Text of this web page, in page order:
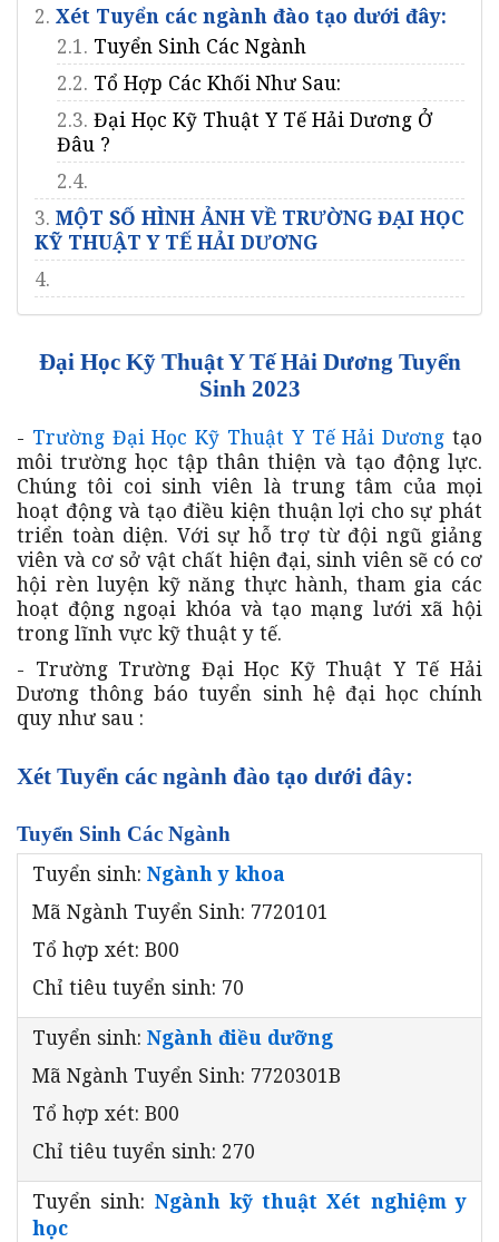
2. Xét Tuyển các ngành đào tạo dưới đây:
2.1. Tuyển Sinh Các Ngành
2.2. Tổ Hợp Các Khối Như Sau:
2.3. Đại Học Kỹ Thuật Y Tế Hải Dương Ở
Đâu ?
2.4.
3. MỘT SỐ HÌNH ẢNH VỀ TRƯỜNG ĐẠI HỌC
KỸ THUẬT Y TẾ HẢI DƯƠNG
4.
Đại Học Kỹ Thuật Y Tế Hải Dương Tuyển
Sinh 2023
- Trường Đại Học Kỹ Thuật Y Tế Hải Dương tạo
môi trường học tập thân thiện và tạo động lực.
Chúng tôi coi sinh viên là trung tâm của mọi
hoạt động và tạo điều kiện thuận lợi cho sự phát
triển toàn diện. Với sự hỗ trợ từ đội ngũ giảng
viên và cơ sở vật chất hiện đại, sinh viên sẽ có cơ
hội rèn luyện kỹ năng thực hành, tham gia các
hoạt động ngoại khóa và tạo mạng lưới xã hội
trong lĩnh vực kỹ thuật y tế.
- Trường Trường Đại Học Kỹ Thuật Y Tế Hải
Dương thông báo tuyển sinh hệ đại học chính
quy như sau :
Xét Tuyển các ngành đào tạo dưới đây:
Tuyển Sinh Các Ngành
Tuyển sinh: Ngành y khoa
Mã Ngành Tuyển Sinh: 7720101
Tổ hợp xét: B00
Chỉ tiêu tuyển sinh: 70
Tuyển sinh: Ngành điều dưỡng
Mã Ngành Tuyển Sinh: 7720301B
Tổ hợp xét: B00
Chỉ tiêu tuyển sinh: 270
Tuyển sinh: Ngành kỹ thuật Xét nghiệm y
học